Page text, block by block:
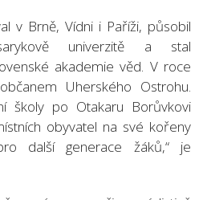
v Brně, Vídni i Paříži, působil
univerzitě a stal
akademie věd. V roce
Uherského Ostrohu.
školy po Otakaru Borůvkovi
obyvatel na své kořeny
další generace žáků,“ je